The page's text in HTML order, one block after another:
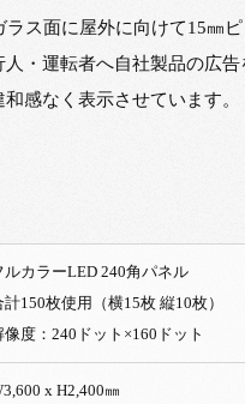
ス面に屋外に向けて15㎜
・運転者へ自社製品の広告
感なく表示させています。
ルカラーLED 240角パネル
計150枚使用（横15枚 縦10枚）
像度：240ドット×160ドット
x H2,400㎜